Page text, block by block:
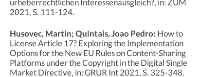
urheberrechtlichen Interessenausgleich?, in: ZUM
2021, S. 111-124.
Husovec, Martin; Quintais, Joao Pedro: How to
License Article 17? Exploring the Implementation
Options for the New EU Rules on Content-Sharing
Platforms under the Copyright in the Digital Single
Market Directive, in: GRUR Int 2021, S. 325-348.